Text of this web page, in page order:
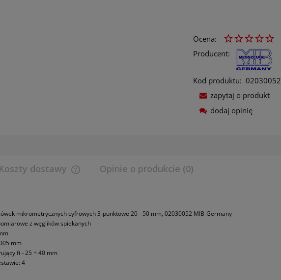
Ocena:
Producent:
Kod produktu: 02030052
zapytaj o produkt
dodaj opinię
Koszty dostawy Opinie o produkcie (0)
mikrometrycznych cyfrowych 3-punktowe 20 - 50 mm, 02030052 MIB-Germany
z węglików spiekanych
mm
fi - 25 + 40 mm
4